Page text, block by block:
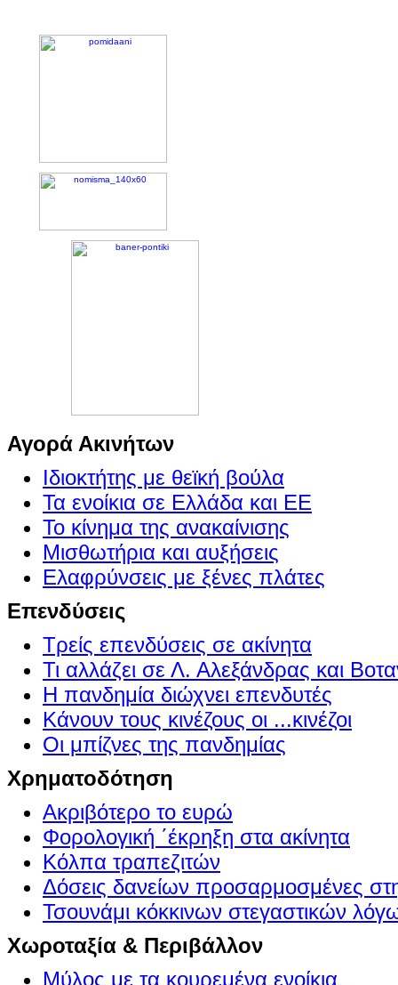
Αγορά Ακινήτων
Ιδιοκτήτης με θεϊκή βούλα
Τα ενοίκια σε Ελλάδα και ΕΕ
Το κίνημα της ανακαίνισης
Μισθωτήρια και αυξήσεις
Ελαφρύνσεις με ξένες πλάτες
Επενδύσεις
Τρείς επενδύσεις σε ακίνητα
Τι αλλάζει σε Λ. Αλεξάνδρας και
Η πανδημία διώχνει επενδυτές
Κάνουν τους κινέζους οι ...κινέζοι
Οι μπίζνες της πανδημίας
Χρηματοδότηση
Ακριβότερο το ευρώ
Φορολογική ΄έκρηξη στα ακίνητα
Κόλπα τραπεζιτών
Δόσεις δανείων προσαρμοσμένες
Τσουνάμι κόκκινων στεγαστικών
Χωροταξία & Περιβάλλον
Μύλος με τα κουρεμένα ενοίκια